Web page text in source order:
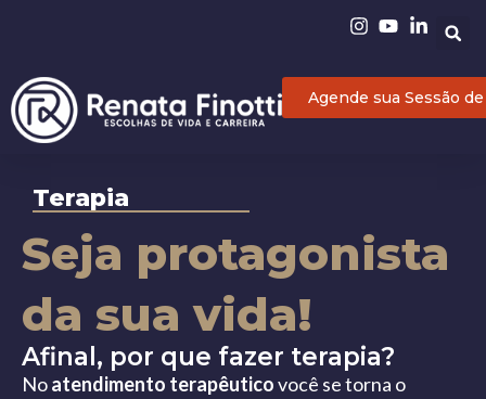
Agende sua Sessão
Terapia
Seja protagonista
da sua vida!
Afinal, por que fazer terapia?
Noatendimento terapêuticovocê se torna o